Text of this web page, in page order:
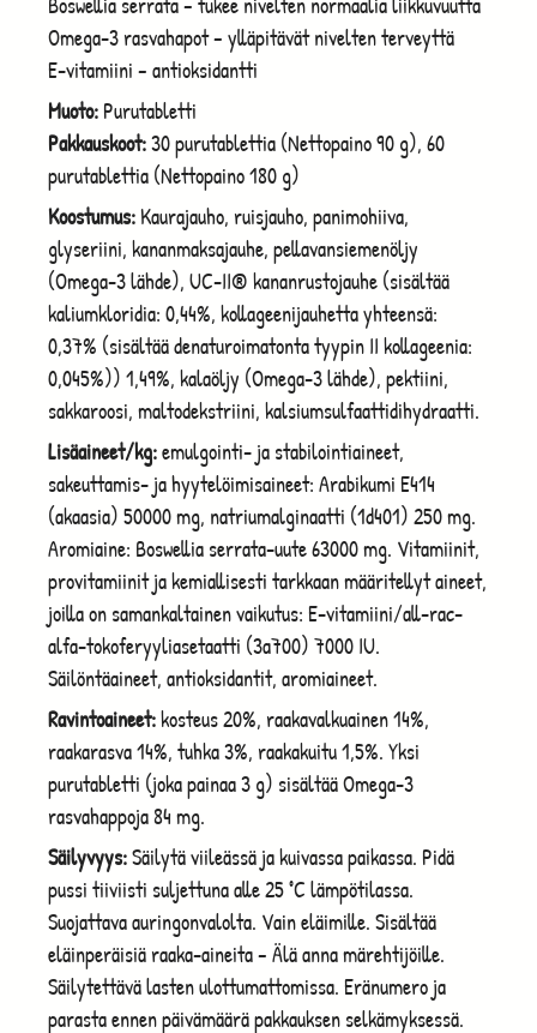
Omega-3 rasvahapot – ylläpitävät nivelten terveyttä
E-vitamiini – antioksidantti
Muoto: Purutabletti
Pakkauskoot:30 purutablettia (Nettopaino 90 g), 60
purutablettia (Nettopaino 180 g)
Koostumus:Kaurajauho, ruisjauho, panimohiiva,
glyseriini, kananmaksajauhe, pellavansiemenöljy
(Omega-3 lähde), UC-II® kananrustojauhe (sisältää
kaliumkloridia: 0,44%, kollageenijauhetta yhteensä:
0,37% (sisältää denaturoimatonta tyypin II kollageenia:
0,045%)) 1,49%, kalaöljy (Omega-3 lähde), pektiini,
sakkaroosi, maltodekstriini, kalsiumsulfaattidihydraatti.
Lisäaineet/kg:emulgointi- ja stabilointiaineet,
sakeuttamis- ja hyytelöimisaineet: Arabikumi E414
(akaasia) 50000 mg, natriumalginaatti (1d401) 250 mg.
Aromiaine: Boswellia serrata-uute 63000 mg. Vitamiinit,
provitamiinit ja kemiallisesti tarkkaan määritellyt aineet,
joilla on samankaltainen vaikutus: E-vitamiini/all-rac-
alfa-tokoferyyliasetaatti (3a700) 7000 IU.
Säilöntäaineet, antioksidantit, aromiaineet.
Ravintoaineet:kosteus 20%, raakavalkuainen 14%,
raakarasva 14%, tuhka 3%, raakakuitu 1,5%. Yksi
purutabletti (joka painaa 3 g) sisältää Omega-3
rasvahappoja 84 mg.
Säilyvyys:Säilytä viileässä ja kuivassa paikassa. Pidä
pussi tiiviisti suljettuna alle 25 °C lämpötilassa.
Suojattava auringonvalolta. Vain eläimille. Sisältää
eläinperäisiä raaka-aineita – Älä anna märehtijöille.
Säilytettävä lasten ulottumattomissa. Eränumero ja
parasta ennen päivämäärä pakkauksen selkämyksessä.